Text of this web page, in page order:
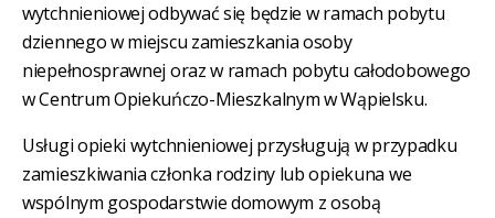
wytchnieniowej odbywać się będzie w ramach pobytu
dziennego w miejscu zamieszkania osoby
niepełnosprawnej oraz w ramach pobytu całodobowego
w Centrum Opiekuńczo-Mieszkalnym w Wąpielsku.
Usługi opieki wytchnieniowej przysługują w przypadku
zamieszkiwania członka rodziny lub opiekuna we
wspólnym gospodarstwie domowym z osobą